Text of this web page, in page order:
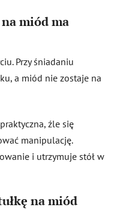
miód ma
Przy śniadaniu
a miód nie zostaje na
źle się
manipulację.
i utrzymuje stół w
na miód